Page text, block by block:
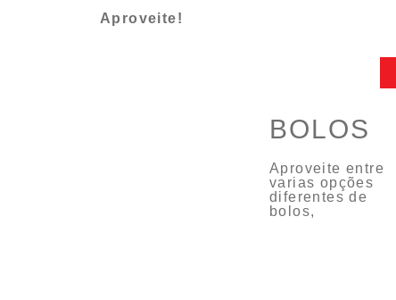
Aproveite!
BOLOS
Aproveite entre
varias opções
diferentes de
bolos,